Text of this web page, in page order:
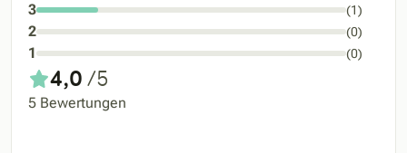
3 (1)
2 (0)
1 (0)
4,0 /5
5 Bewertungen